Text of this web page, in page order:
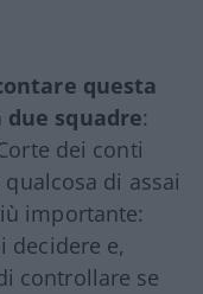
questa
squadre:
dei conti
di assai
importante:
decidere e,
controllare se